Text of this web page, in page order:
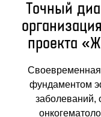
Точный
проекта
Своевременная
фундаментом
заболеваний,